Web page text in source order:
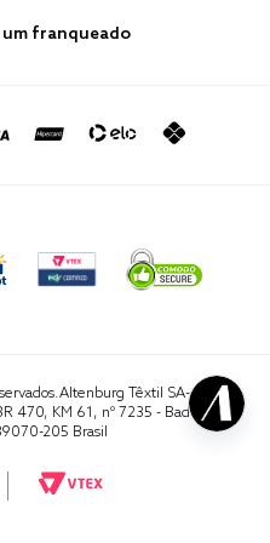
um franqueado
Têxtil SA- CNPJ
470, KM 61, nº 7235 - Badenfurt,
205 Brasil